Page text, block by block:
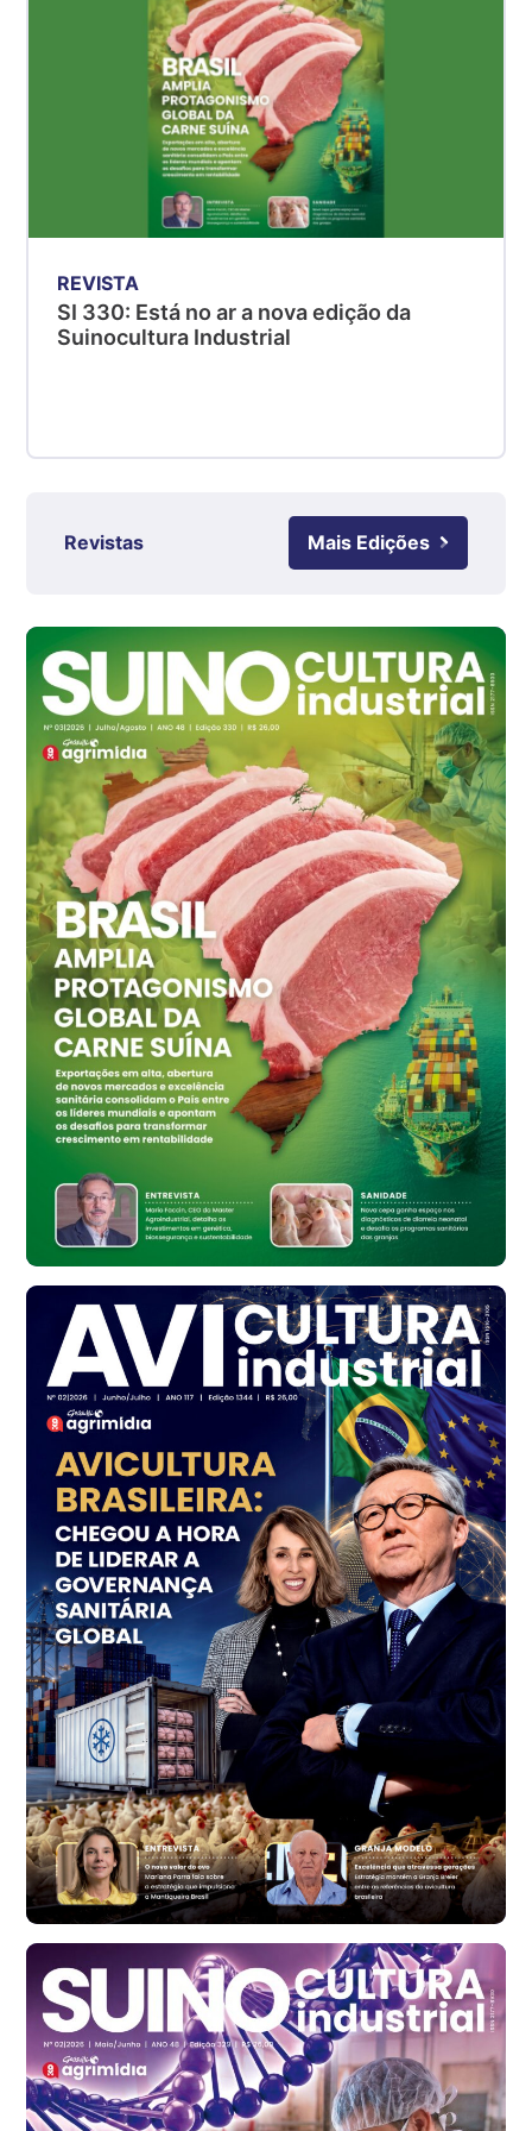
Suíno - Estadual
Suíno - Estadual
R$ 4,51
Suíno - Estadual
SC
RS
Ovo Branco - Regional
cx
Ovo Branco - Regional
Branco
R$ 145,34
cx
Ovo Vermelho - Regional
Grande São Paulo (SP)
R$ 155,59
cx
Ovo Vermelho - Regional
Vermelho
R$ 159,31
cx
Ovo Branco - Regional
Bastos (SP)
R$ 134,42
cx
Ovo Vermelho - Regional
Bastos (SP)
R$ 148,56
cx
Frango - Indicador
R$ 7,16
kg
Frango - Indicador
R$ 7,18
Trigo Atacado - Regional
PR
R$ 1.414,46
t
Trigo Atacado - Regional
RS
R$ 1.314,61
t
Ovo Vermelho - Regional
Vermelho
R$ 171,61
cx
Ovo Branco - Regional
R$ 140,74
cx
Ovo Branco - Regional
Recife (PE)
R$ 147,74
cx
REVISTA
SI 330: Está no ar a nova edição da
Suinocultura Industrial
Revistas Mais Edições